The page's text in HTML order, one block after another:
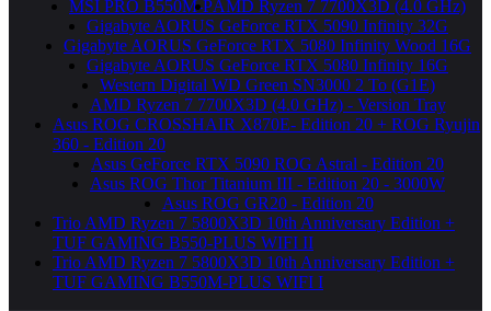
MSI PRO B550M-PAMD Ryzen 7 7700X3D (4.0 GHz)
Gigabyte AORUS GeForce RTX 5090 Infinity 32G
Gigabyte AORUS GeForce RTX 5080 Infinity Wood 16G
Gigabyte AORUS GeForce RTX 5080 Infinity 16G
Western Digital WD Green SN3000 2 To (G1E)
AMD Ryzen 7 7700X3D (4.0 GHz) - Version Tray
Asus ROG CROSSHAIR X870E- Edition 20 + ROG Ryujin
360 - Edition 20
Asus GeForce RTX 5090 ROG Astral - Edition 20
Asus ROG Thor Titanium III - Edition 20 - 3000W
Asus ROG GR20 - Edition 20
Trio AMD Ryzen 7 5800X3D 10th Anniversary Edition +
TUF GAMING B550-PLUS WIFI II
Trio AMD Ryzen 7 5800X3D 10th Anniversary Edition +
TUF GAMING B550M-PLUS WIFI I